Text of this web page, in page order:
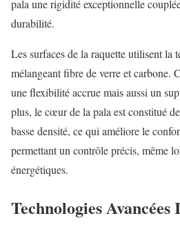
pala une rigidité exceptionnelle
durabilité.
Les surfaces de la raquette utilisent la
mélangeant fibre de verre et carbone.
une flexibilité accrue mais aussi un
plus, le cœur de la pala est constitué
basse densité, ce qui améliore le
permettant un contrôle précis, même
énergétiques.
Technologies Avancées